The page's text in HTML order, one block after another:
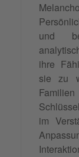
und
ihre
sie zu
im